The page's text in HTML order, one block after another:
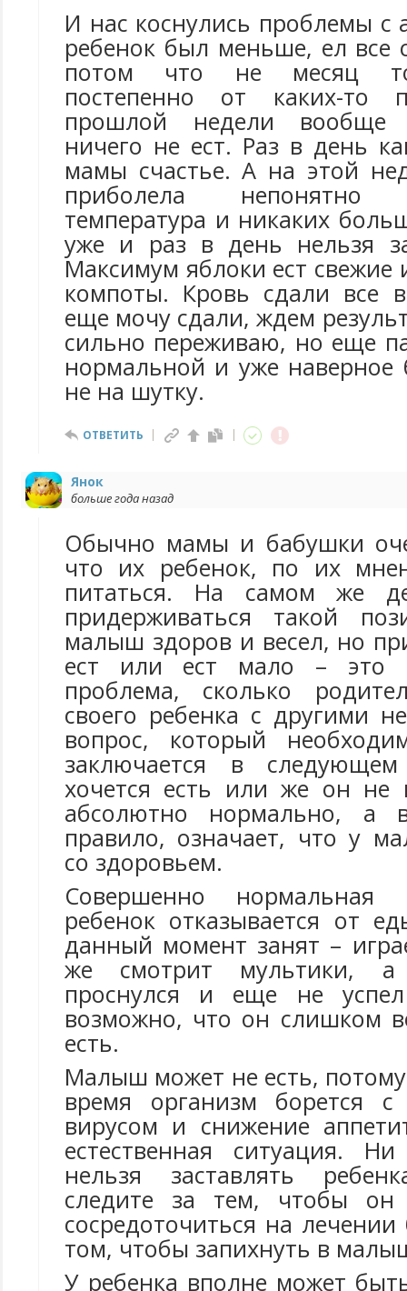
И нас коснулись проблемы с
ребенок был меньше, ел все
потом что не месяц то
постепенно от каких-то
прошлой недели вообще
ничего не ест. Раз в день
мамы счастье. А на этой
приболела
температура и никаких
уже и раз в день нельзя
Максимум яблоки ест свежие
компоты. Кровь сдали все
еще мочу сдали, ждем
сильно переживаю, но еще
нормальной и уже наверное
не на шутку.
ОТВЕТИТЬ
Янок
больше года назад
Обычно мамы и бабушки
что их ребенок, по их
питаться. На самом же
придерживаться такой
малыш здоров и весел, но
ест или ест мало – это
проблема, сколько
своего ребенка с другими
вопрос, который
заключается в
хочется есть или же он не
абсолютно нормально, а
правило, означает, что у
со здоровьем.
Совершенно нормальная
ребенок отказывается от
данный момент занят –
же смотрит мультики,
проснулся и еще не успел
возможно, что он слишком
есть.
Малыш может не есть,
время организм борется
вирусом и снижение
естественная ситуация.
нельзя заставлять
следите за тем, чтобы
сосредоточиться на
том, чтобы запихнуть в
У ребенка вполне может